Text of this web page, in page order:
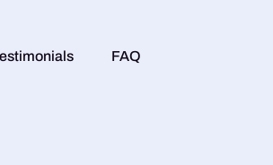
FAQ